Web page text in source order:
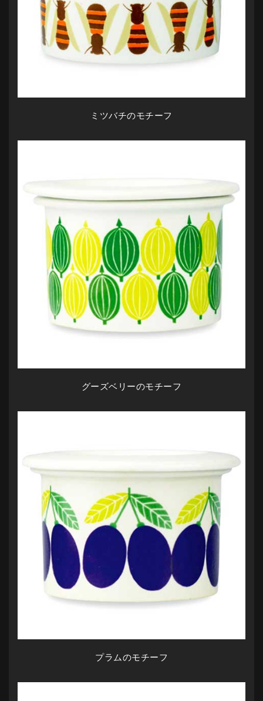
ミツバチのモチーフ
グーズベリーのモチーフ
プラムのモチーフ